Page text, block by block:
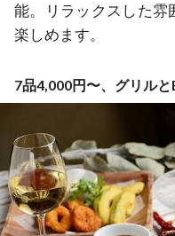
能。リラックスした雰
楽しめます。
7品4,000円〜、グリル